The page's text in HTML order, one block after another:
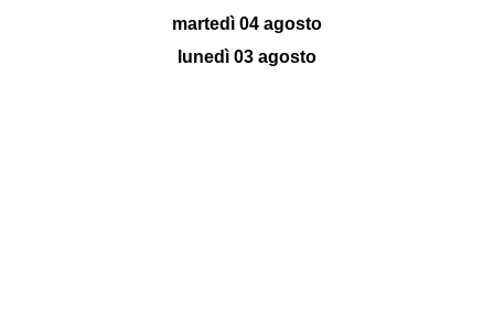
martedì 04 agosto
lunedì 03 agosto